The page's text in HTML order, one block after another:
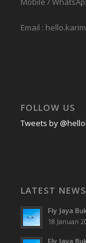
Email :
FOLLOW US
Tweets by
LATEST NEWS
Fly Jaya
18 Januari
Fly Jaya